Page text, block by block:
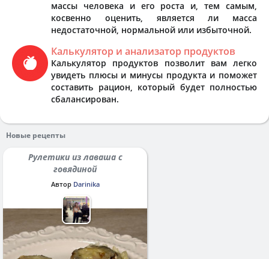
массы человека и его роста и, тем самым,
косвенно оценить, является ли масса
недостаточной, нормальной или избыточной.
Калькулятор и анализатор продуктов
Калькулятор продуктов позволит вам легко
увидеть плюсы и минусы продукта и поможет
составить рацион, который будет полностью
сбалансирован.
Новые рецепты
Рулетики из лаваша с
говядиной
Автор Darinika